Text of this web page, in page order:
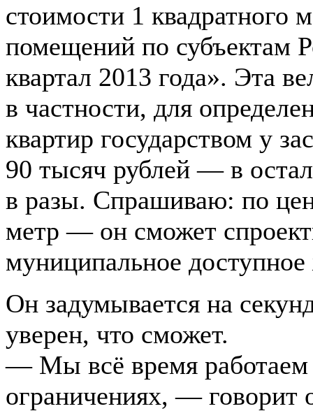
стоимости 1
помещений по субъектам
квартал 2013 года». Эта
в частности, для
квартир государством у
90 тысяч рублей — в
в разы. Спрашиваю: по
метр — он сможет
муниципальное
Он задумывается на
уверен, что сможет.
— Мы всё время работаем
ограничениях, — говорит